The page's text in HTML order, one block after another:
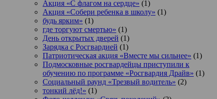
Акция «С флагом на сердце» (1)
Акция «Собери ребенка в школу» (1)
будь ярким» (1)
где торгуют смертью» (1)
День открытых дверей (1)
Зарядка с Росгвардией (1)
Патриотическая акция «Вместе мы сильнее» (1)
Подмосковные росгвардейцы приступили к
обучению по программе «Росгвардия Драйв» (1)
Социальный раунд «Трезвый водитель» (2)
тонкий лёд!» (1)